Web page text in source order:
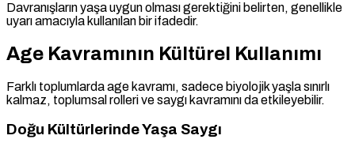
Davranışların yaşa uygun olması gerektiğini belirten, genellikle
uyarı amacıyla kullanılan bir ifadedir.
Age Kavramının Kültürel Kullanımı
Farklı toplumlarda age kavramı, sadece biyolojik yaşla sınırlı
kalmaz, toplumsal rolleri ve saygı kavramını da etkileyebilir.
Doğu Kültürlerinde Yaşa Saygı